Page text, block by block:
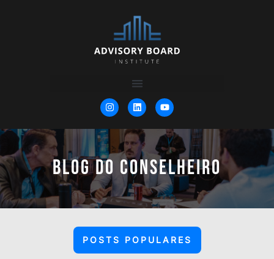
BLOG DO CONSELHEIRO
POSTS POPULARES